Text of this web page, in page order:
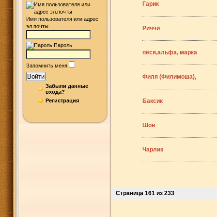
Имя пользователя или адрес
эл.почты
Пароль
Запомнить меня
Войти
Забыли данные
входа?
Регистрация
Гарик
Риччи
пёся,альфа, марка
Филя (Филимоша),
Баксик
Шон
Чарлик
Страница 161 из 233